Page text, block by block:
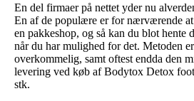
En del firmaer på nettet yder nu
En af de populære er for nærværende
en pakkeshop, og så kan du blot hente
når du har mulighed for det. Metoden
overkommelig, samt oftest endda den
levering ved køb af Bodytox Detox
stk.